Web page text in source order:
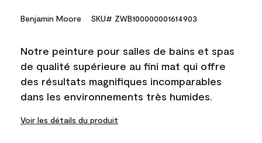
Benjamin Moore SKU# ZWB100000001614903
Notre peinture pour salles de bains et spas
de qualité supérieure au fini mat qui offre
des résultats magnifiques incomparables
dans les environnements très humides.
Voir les détails du produit